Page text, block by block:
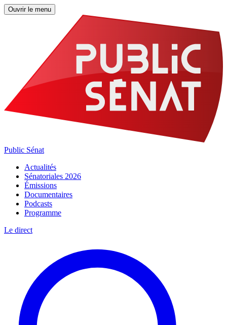
Ouvrir le menu
Public Sénat
Actualités
Sénatoriales 2026
Émissions
Documentaires
Podcasts
Programme
Le direct